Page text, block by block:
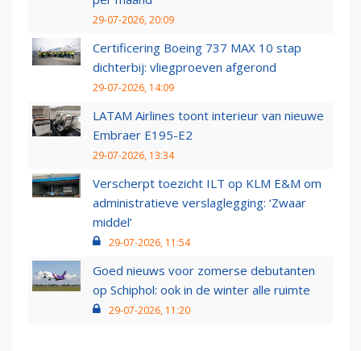
29-07-2026, 20:09
Certificering Boeing 737 MAX 10 stap
dichterbij: vliegproeven afgerond
29-07-2026, 14:09
LATAM Airlines toont interieur van nieuwe
Embraer E195-E2
29-07-2026, 13:34
Verscherpt toezicht ILT op KLM E&M om
administratieve verslaglegging: ‘Zwaar
middel’
29-07-2026, 11:54
Goed nieuws voor zomerse debutanten
op Schiphol: ook in de winter alle ruimte
29-07-2026, 11:20